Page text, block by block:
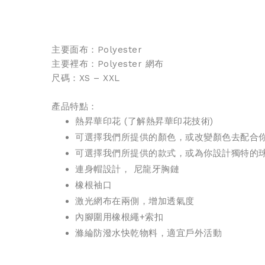
主要面布：Polyester
主要裡布：Polyester 網布
尺碼：XS – XXL
產品特點：
熱昇華印花 (了解熱昇華印花技術)
可選擇我們所提供的顏色，或改變顏色去配合
可選擇我們所提供的款式，或為你設計獨特的
連身帽設計， 尼龍牙胸鏈
橡根袖口
激光網布在兩側，增加透氣度
內腳圍用橡根繩+索扣
滌綸防潑水快乾物料，適宜戶外活動